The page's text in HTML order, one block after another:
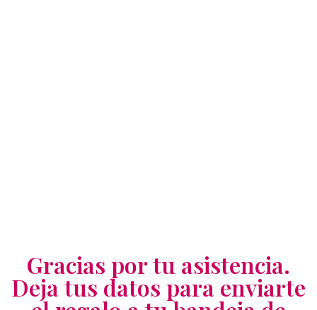
Gracias por tu asistencia.
Deja tus datos para enviarte